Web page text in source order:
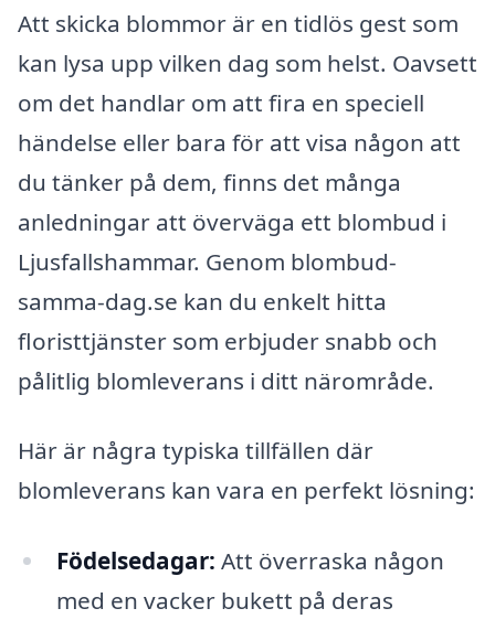
Att skicka blommor är en tidlös gest som
kan lysa upp vilken dag som helst. Oavsett
om det handlar om att fira en speciell
händelse eller bara för att visa någon att
du tänker på dem, finns det många
anledningar att överväga ett blombud i
Ljusfallshammar. Genom blombud-
samma-dag.se kan du enkelt hitta
floristtjänster som erbjuder snabb och
pålitlig blomleverans i ditt närområde.
Här är några typiska tillfällen där
blomleverans kan vara en perfekt lösning:
Födelsedagar: Att överraska någon
med en vacker bukett på deras